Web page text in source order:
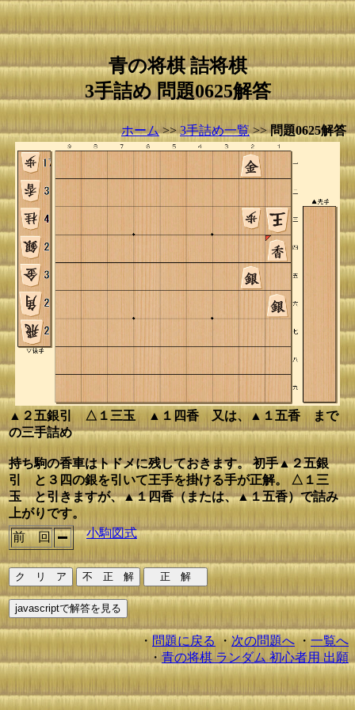
青の将棋 詰将棋
3手詰め 問題0625解答
ホーム>>3手詰め一覧>>問題0625解答
▲２五銀引 △１三玉 ▲１四香 又は、▲１五香 まで
の三手詰め
持ち駒の香車はトドメに残しておきます。 初手▲２五銀
引 と３四の銀を引いて王手を掛ける手が正解。 △１三
玉 と引きますが、▲１四香（または、▲１五香）で詰み
上がりです。
前 回
小駒図式
・問題に戻る・次の問題へ・一覧へ
・ 青の将棋 ランダム 初心者用 出願